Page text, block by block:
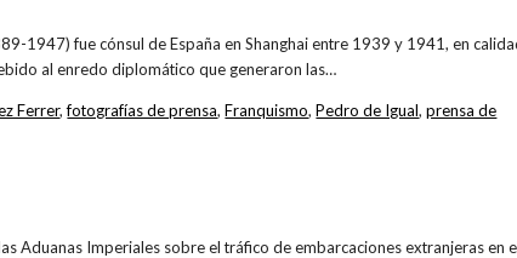
1947) fue cónsul de España en Shanghai entre 1939 y 1941, en
al enredo diplomático que generaron las…
Ferrer,fotografías de prensa,Franquismo,Pedro de Igual,prensa de
Aduanas Imperiales sobre el tráfico de embarcaciones extranjeras en